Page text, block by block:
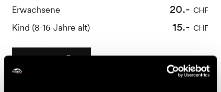
Erwachsene 20.- CHF
Kind (8-16 Jahre alt) 15.- CHF